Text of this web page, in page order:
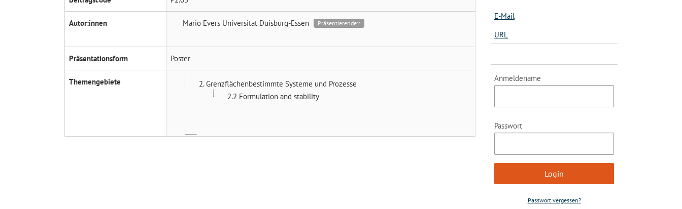
Autor:innen Mario Evers Universität Duisburg-Essen Präsentierende:r
Präsentationsform Poster
Themengebiete
2. Grenzflächenbestimmte Systeme und Prozesse
2.2 Formulation and stability
E-Mail
URL
Anmeldename
Passwort
Passwort vergessen?